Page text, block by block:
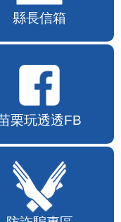
縣長信箱
栗玩透透FB